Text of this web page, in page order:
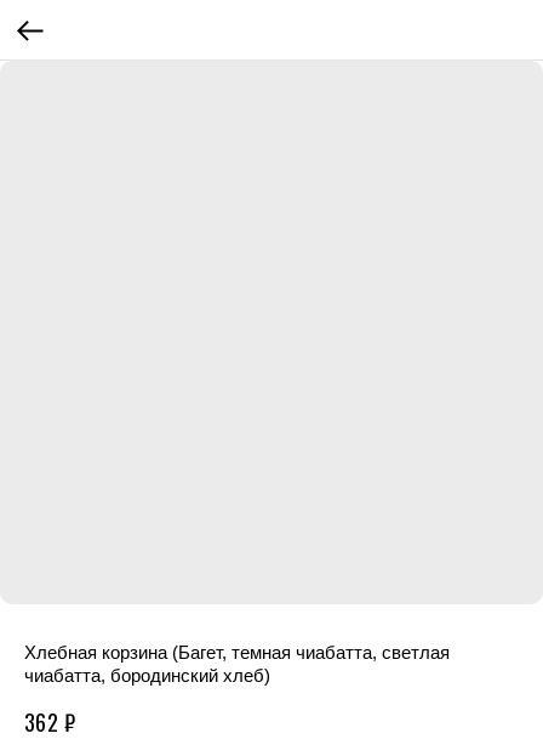
Хлебная корзина (Багет, темная чиабатта, светлая
чиабатта, бородинский хлеб)
362 ₽